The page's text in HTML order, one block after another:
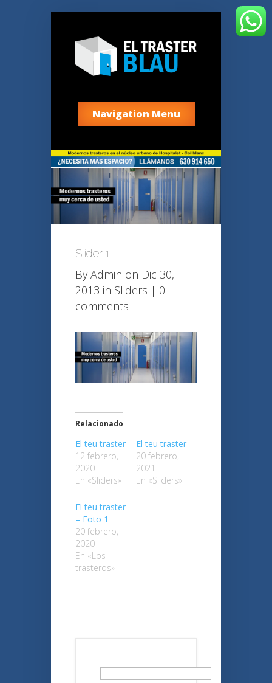
Navigation Menu
Slider 1
By Admin on Dic 30,
2013 in Sliders | 0
comments
Relacionado
El teu traster
12 febrero,
2020
En «Sliders»
El teu traster
20 febrero,
2021
En «Sliders»
El teu traster
– Foto 1
20 febrero,
2020
En «Los
trasteros»
Buscar: